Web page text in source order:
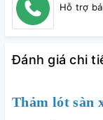
Hỗ trợ
Đánh giá chi
Thảm lót sàn